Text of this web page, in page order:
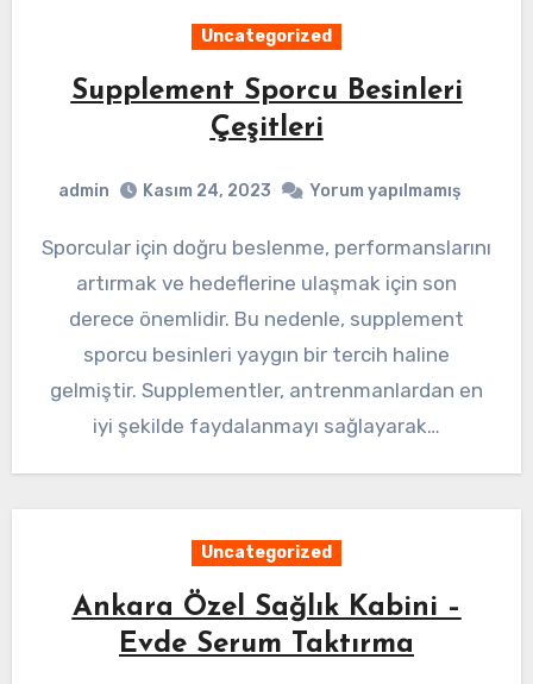
Uncategorized
Supplement Sporcu Besinleri
Çeşitleri
admin Kasım 24, 2023 Yorum yapılmamış
Sporcular için doğru beslenme, performanslarını
artırmak ve hedeflerine ulaşmak için son
derece önemlidir. Bu nedenle, supplement
sporcu besinleri yaygın bir tercih haline
gelmiştir. Supplementler, antrenmanlardan en
iyi şekilde faydalanmayı sağlayarak…
Uncategorized
Ankara Özel Sağlık Kabini –
Evde Serum Taktırma